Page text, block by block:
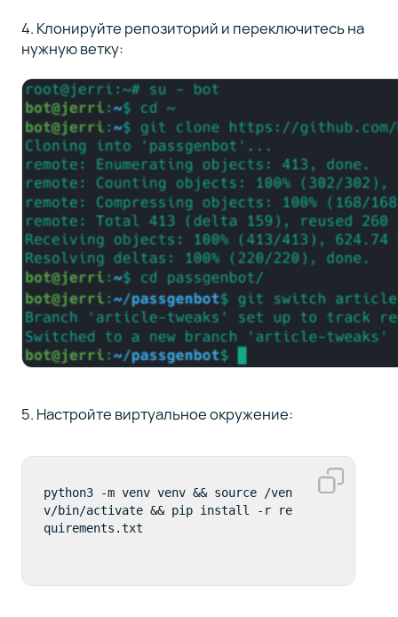
4. Клонируйте репозиторий и переключитесь на
нужную ветку:
5. Настройте виртуальное окружение:
python3 -m venv venv && source /ven
v/bin/activate && pip install -r re
quirements.txt